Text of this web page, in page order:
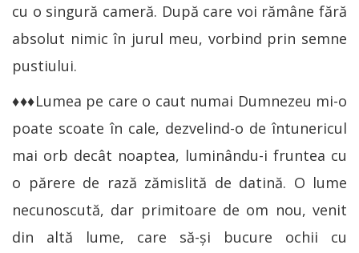
cu o singură cameră. După care voi rămâne fără
absolut nimic în jurul meu, vorbind prin semne
pustiului.
♦♦♦Lumea pe care o caut numai Dumnezeu mi-o
poate scoate în cale, dezvelind-o de întunericul
mai orb decât noaptea, luminându-i fruntea cu
o părere de rază zămislită de datină. O lume
necunoscută, dar primitoare de om nou, venit
din altă lume, care să-și bucure ochii cu